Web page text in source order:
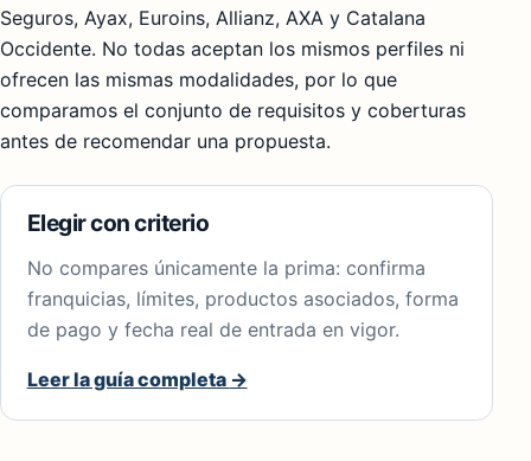
Seguros, Ayax, Euroins, Allianz, AXA y Catalana
Occidente. No todas aceptan los mismos perfiles ni
ofrecen las mismas modalidades, por lo que
comparamos el conjunto de requisitos y coberturas
antes de recomendar una propuesta.
Elegir con criterio
No compares únicamente la prima: confirma
franquicias, límites, productos asociados, forma
de pago y fecha real de entrada en vigor.
Leer la guía completa →